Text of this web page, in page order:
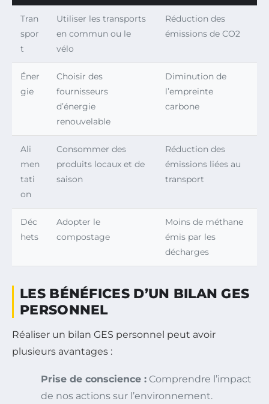
Tran
spor
t
Utiliser les transports
en commun ou le
vélo
Réduction des
émissions de CO2
Éner
gie
Choisir des
fournisseurs
d’énergie
renouvelable
Diminution de
l’empreinte
carbone
Ali
men
tati
on
Consommer des
produits locaux et de
saison
Réduction des
émissions liées au
transport
Déc
hets
Adopter le
compostage
Moins de méthane
émis par les
décharges
LES BÉNÉFICES D’UN BILAN GES
PERSONNEL
Réaliser un bilan GES personnel peut avoir
plusieurs avantages :
Prise de conscience : Comprendre l’impact
de nos actions sur l’environnement.